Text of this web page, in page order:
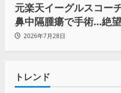
元楽天イーグルスコー
鼻中隔腫瘍で手術…絶
リーダーの言葉
2026年7月28日
トレンド